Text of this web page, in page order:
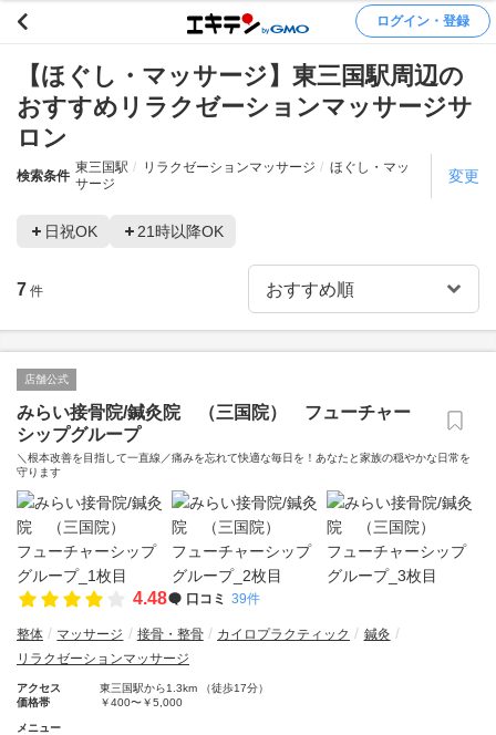
ログイン・登録
【ほぐし・マッサージ】東三国駅周辺の
おすすめリラクゼーションマッサージサ
ロン
検索条件
東三国駅 リラクゼーションマッサージ
ほぐし・マッ
サージ
変更
日祝OK 21時以降OK
7 件
店舗公式
みらい接骨院/鍼灸院 （三国院） フューチャー
シップグループ
＼根本改善を目指して一直線／痛みを忘れて快適な毎日を！あなたと家族の穏やかな日常を
守ります
4.48 口コミ 39件
整体 マッサージ 接骨・整骨 カイロプラクティック
鍼灸
リラクゼーションマッサージ
アクセス
東三国駅から1.3km （徒歩17分）
価格帯
￥400〜￥5,000
メニュー